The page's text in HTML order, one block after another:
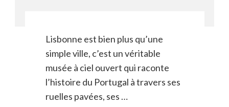
Lisbonne est bien plus qu’une
simple ville, c’est un véritable
musée à ciel ouvert qui raconte
l’histoire du Portugal à travers ses
ruelles pavées, ses …